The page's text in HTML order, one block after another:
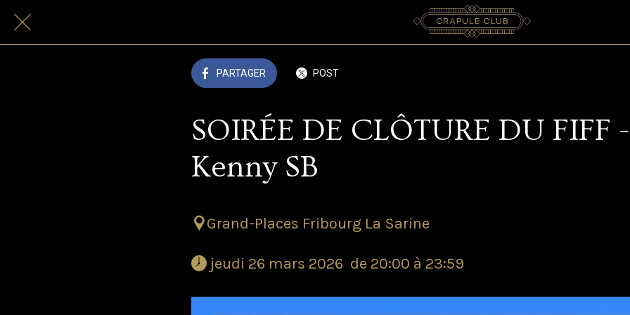
PARTAGER POST
SOIRÉE DE CLÔTURE DU FIFF
Kenny SB
Grand-Places Fribourg La Sarine
jeudi 26 mars 2026  de 20:00 à 23:59